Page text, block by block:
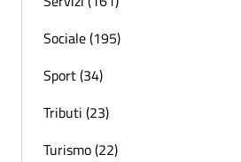
Sociale (195)
Sport (34)
Tributi (23)
Turismo (22)